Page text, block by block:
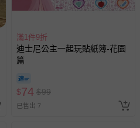
滿1件9折
迪士尼公主一起玩貼紙簿-花園
篇
$74 $99
已售出 7